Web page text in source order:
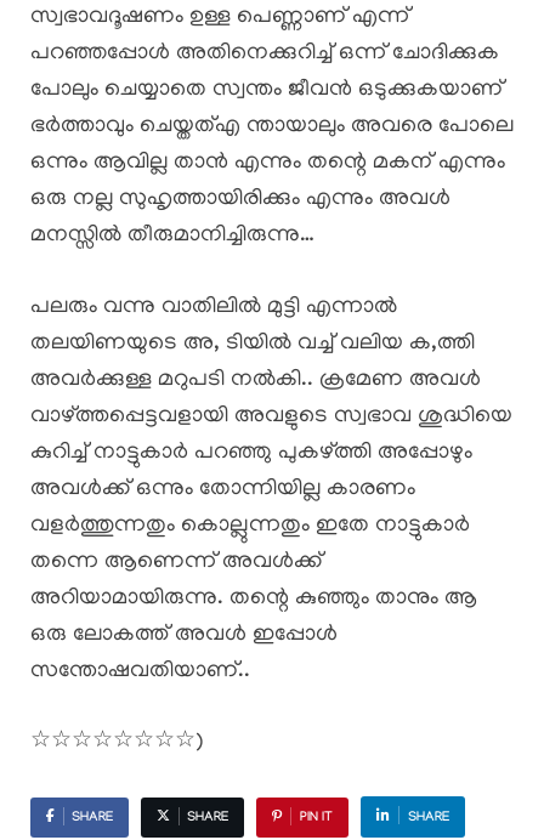
സ്വഭാവദൂഷണം ഉള്ള പെണ്ണാണ് എന്ന്
പറഞ്ഞപ്പോൾ അതിനെക്കുറിച്ച് ഒന്ന് ചോദിക്കുക
പോലും ചെയ്യാതെ സ്വന്തം ജീവൻ ഒടുക്കുകയാണ്
ഭർത്താവും ചെയ്തത്എ ന്തായാലും അവരെ പോലെ
ഒന്നും ആവില്ല താൻ എന്നും തന്റെ മകന് എന്നും
ഒരു നല്ല സുഹൃത്തായിരിക്കും എന്നും അവൾ
മനസ്സിൽ തീരുമാനിച്ചിരുന്നു…
പലരും വന്നു വാതിലിൽ മുട്ടി എന്നാൽ
തലയിണയുടെ അ, ടിയിൽ വച്ച് വലിയ ക,ത്തി
അവർക്കുള്ള മറുപടി നൽകി.. ക്രമേണ അവൾ
വാഴ്ത്തപ്പെട്ടവളായി അവളുടെ സ്വഭാവ ശുദ്ധിയെ
കുറിച്ച് നാട്ടുകാർ പറഞ്ഞു പുകഴ്ത്തി അപ്പോഴും
അവൾക്ക് ഒന്നും തോന്നിയില്ല കാരണം
വളർത്തുന്നതും കൊല്ലുന്നതും ഇതേ നാട്ടുകാർ
തന്നെ ആണെന്ന് അവൾക്ക്
അറിയാമായിരുന്നു. തന്റെ കുഞ്ഞും താനും ആ
ഒരു ലോകത്ത് അവൾ ഇപ്പോൾ
സന്തോഷവതിയാണ്..
☆☆☆☆☆☆☆☆)
SHARE SHARE PIN IT SHARE